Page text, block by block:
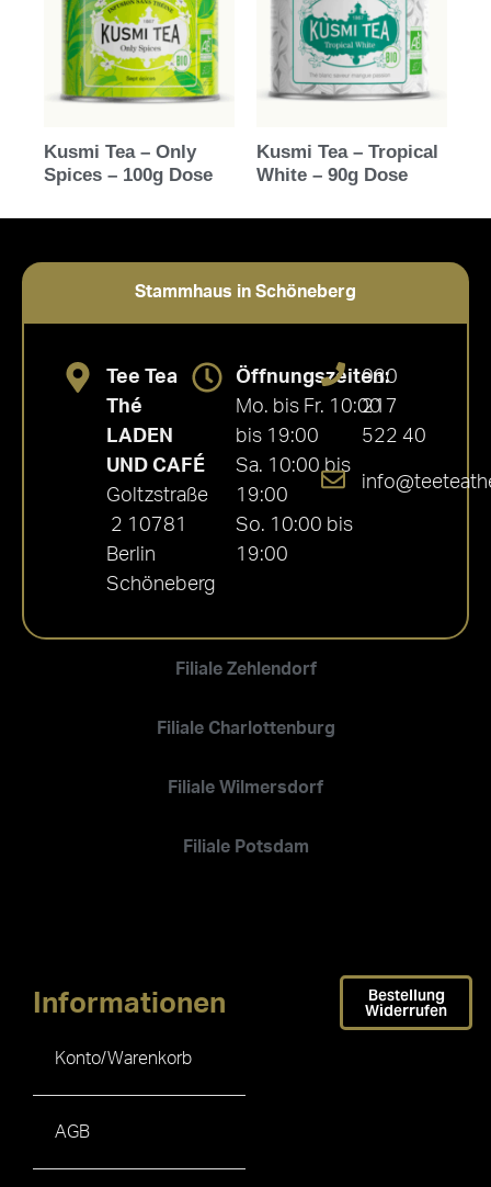
Kusmi Tea – Only
Spices – 100g Dose
Kusmi Tea – Tropical
White – 90g Dose
Stammhaus in Schöneberg
Filiale Zehlendorf
Filiale Charlottenburg
Filiale Wilmersdorf
Filiale Potsdam
Tee Tea
Thé
LADEN
UND CAFÉ
Goltzstraße
2 10781
Berlin
Schöneberg
Öffnungszeiten:
Mo. bis Fr. 10:00
bis 19:00
Sa. 10:00 bis
19:00
So. 10:00 bis
19:00
030
217
522 40
Informationen
Konto/Warenkorb
AGB
Bestellung
Widerrufen